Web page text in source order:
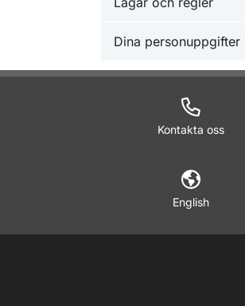
Dina personuppgifter
Kontakta oss
English